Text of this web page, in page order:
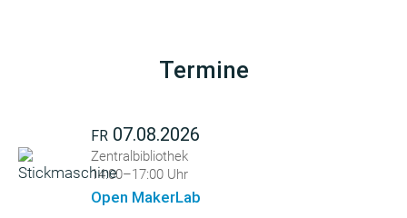
Termine
FR 07.08.2026
Zentralbibliothek
14:00–17:00 Uhr
Open MakerLab